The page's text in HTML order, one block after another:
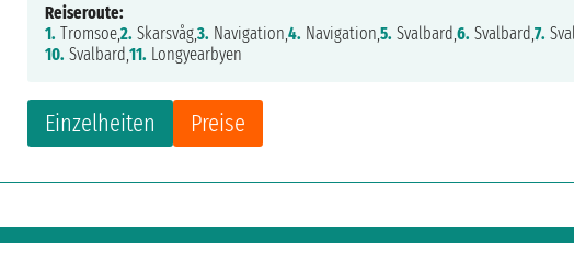
Einzelheiten Preise
Reiseroute:
1. Tromsoe,2. Skarsvåg,3. Navigation,4. Navigation,5. Svalbard,6. Svalbard,7.
10. Svalbard,11. Longyearbyen